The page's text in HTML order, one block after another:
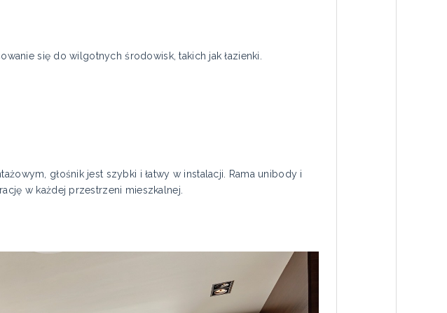
się do wilgotnych środowisk, takich jak łazienki.
głośnik jest szybki i łatwy w instalacji. Rama unibody i
w każdej przestrzeni mieszkalnej.